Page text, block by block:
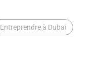
Entreprendre à Dubai